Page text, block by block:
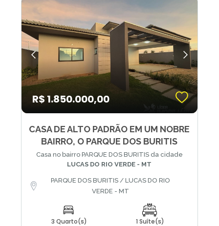
R$ 1.850.000,00
CASA DE ALTO PADRÃO EM UM NOBRE
BAIRRO, O PARQUE DOS BURITIS
Casa no bairro PARQUE DOS BURITIS da cidade
LUCAS DO RIO VERDE - MT
PARQUE DOS BURITIS / LUCAS DO RIO
VERDE - MT
3 Quarto(s) 1 Suíte(s)